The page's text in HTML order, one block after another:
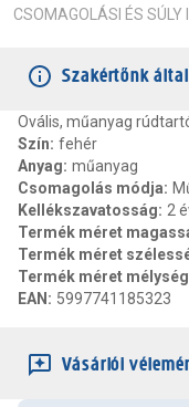
CSOMAGOLÁSI ÉS SÚLY
Szakértőnk
Ovális, műanyag
Szín: fehér
Anyag: műanyag
Csomagolás módja:
Kellékszavatosság: 2
Termék méret
Termék méret
Termék méret
EAN : 5997741185323
Vásárlói